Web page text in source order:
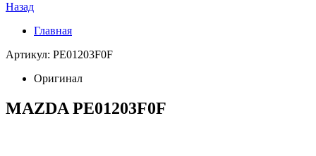
Назад
Главная
Артикул: PE01203F0F
Оригинал
MAZDA PE01203F0F